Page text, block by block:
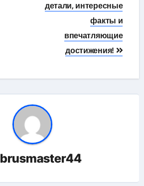
детали, интересные
факты и
впечатляющие
достижения!
brusmaster44